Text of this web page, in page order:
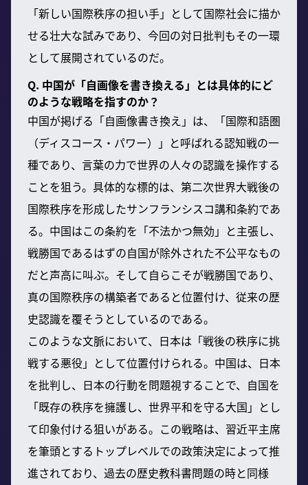
「新しい国際秩序の担い手」として国際社会に描か
せる壮大な試みであり、今回の対日批判もその一環
として展開されているのだ。
Q. 中国が「自画像を書き換える」とは具体的にど
のような戦略を指すのか？
中国が掲げる「自画像書き換え」は、「国際和語圏
（ディスコース・パワー）」と呼ばれる認知戦の一
種であり、言葉の力で世界の人々の認識を操作する
ことを狙う。具体的な標的は、第二次世界大戦後の
国際秩序を形成したサンフランシスコ講和条約であ
る。中国はこの条約を「不法かつ無効」と主張し、
戦勝国であるはずの自国が除外された不公平なもの
だと声高に叫ぶ。そして自らこそが戦勝国であり、
真の国際秩序の構築者であると位置付け、従来の歴
史認識を覆そうとしているのである。
このような文脈において、日本は「戦後の秩序に挑
戦する悪役」として位置付けられる。中国は、日本
を批判し、日本の行動を問題視することで、自国を
「既存の秩序を擁護し、世界平和を守る大国」とし
て印象付ける狙いがある。この戦略は、習近平主席
を筆頭とするトップレベルでの政策決定によって推
進されており、過去の歴史教科書問題の時と同様